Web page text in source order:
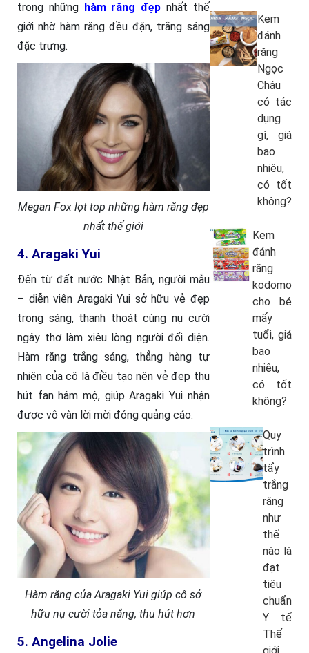
trong những hàm răng đẹp nhất thế
giới nhờ hàm răng đều đặn, trắng sáng
đặc trưng.
Megan Fox lọt top những hàm răng đẹp
nhất thế giới
4. Aragaki Yui
Đến từ đất nước Nhật Bản, người mẫu
– diễn viên Aragaki Yui sở hữu vẻ đẹp
trong sáng, thanh thoát cùng nụ cười
ngây thơ làm xiêu lòng người đối diện.
Hàm răng trắng sáng, thẳng hàng tự
nhiên của cô là điều tạo nên vẻ đẹp thu
hút fan hâm mộ, giúp Aragaki Yui nhận
được vô vàn lời mời đóng quảng cáo.
Hàm răng của Aragaki Yui giúp cô sở
hữu nụ cười tỏa nắng, thu hút hơn
5. Angelina Jolie
Kem
đánh
răng
Ngọc
Châu
có tác
dụng
gì, giá
bao
nhiêu,
có tốt
không?
Kem
đánh
răng
kodomo
cho bé
mấy
tuổi, giá
bao
nhiêu,
có tốt
không?
Quy
trình
tẩy
trắng
răng
như
thế
nào là
đạt
tiêu
chuẩn
Y tế
Thế